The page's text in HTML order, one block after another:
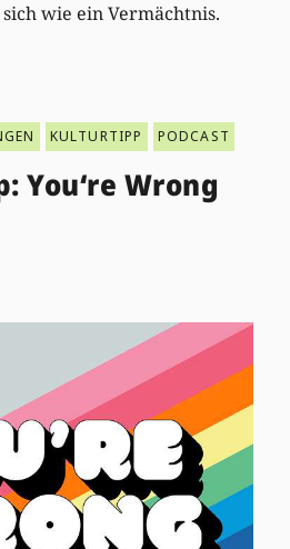
wie ein Vermächtnis.
KULTURTIPP PODCAST
You‘re Wrong